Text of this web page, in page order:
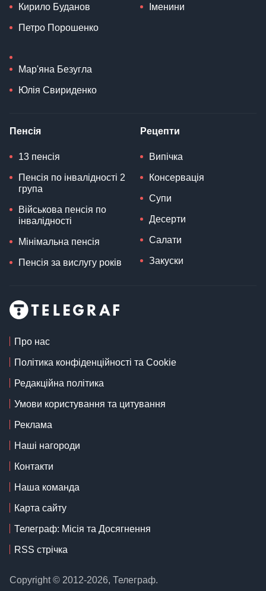
Кирило Буданов
Петро Порошенко
Мар'яна Безугла
Юлія Свириденко
Іменини
Пенсія
13 пенсія
Пенсія по інвалідності 2
група
Військова пенсія по
інвалідності
Мінімальна пенсія
Пенсія за вислугу років
Рецепти
Випічка
Консервація
Супи
Десерти
Салати
Закуски
Про нас
Політика конфіденційності та Cookie
Редакційна політика
Умови користування та цитування
Реклама
Наші нагороди
Контакти
Наша команда
Карта сайту
Телеграф: Місія та Досягнення
RSS стрічка
Copyright © 2012-2026, Телеграф.